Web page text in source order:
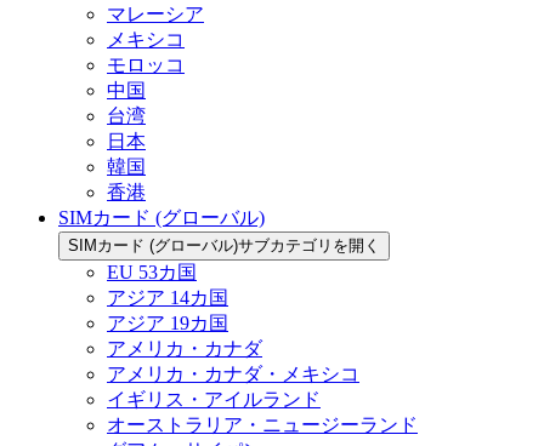
マレーシア
メキシコ
モロッコ
中国
台湾
日本
韓国
香港
SIMカード (グローバル)
SIMカード (グローバル)サブカテゴリを開く
EU 53カ国
アジア 14カ国
アジア 19カ国
アメリカ・カナダ
アメリカ・カナダ・メキシコ
イギリス・アイルランド
オーストラリア・ニュージーランド